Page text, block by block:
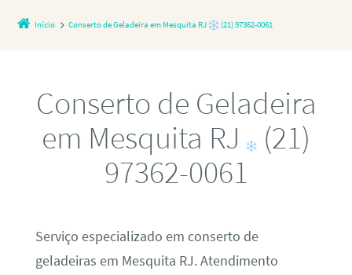
Início Conserto de Geladeira em Mesquita RJ (21) 97362-0061
Conserto de Geladeira
em Mesquita RJ
(21)
97362-0061
Serviço especializado em conserto de
geladeiras em Mesquita RJ. Atendimento